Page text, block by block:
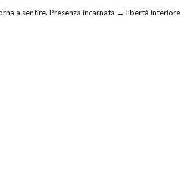
a sentire. Presenza incarnata → libertà interiore